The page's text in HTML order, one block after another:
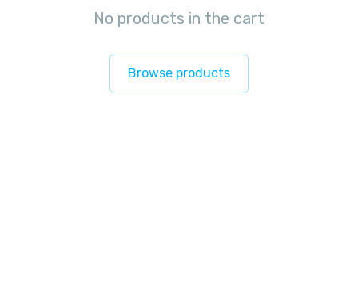
No products in the cart
Browse products